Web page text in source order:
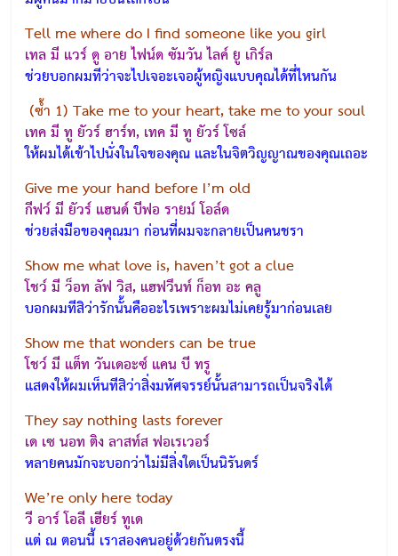
Tell me where do I find someone like you girl
เทล มี แวร์ ดู อาย ไฟน์ด ซัมวัน ไลค์ ยู เกิร์ล
ช่วยบอกผมทีว่าจะไปเจอะเจอผู้หญิงแบบคุณได้ที่ไหนกัน
(ซ้ำ 1) Take me to your heart, take me to your soul
เทค มี ทู ยัวร์ ฮาร์ท, เทค มี ทู ยัวร์ โซล์
ให้ผมได้เข้าไปนั่งในใจของคุณ และในจิตวิญญาณของคุณเถอะ
Give me your hand before I’m old
กีฟว์ มี ยัวร์ แฮนด์ บีฟอ รายม์ โอล์ด
ช่วยส่งมือของคุณมา ก่อนที่ผมจะกลายเป็นคนชรา
Show me what love is, haven’t got a clue
โชว์ มี ว็อท ลัฟ วิส, แฮฟวึนท์ ก็อท อะ คลู
บอกผมทีสิว่ารักนั้นคืออะไรเพราะผมไม่เคยรู้มาก่อนเลย
Show me that wonders can be true
โชว์ มี แต็ท วันเดอะซ์ แคน บี ทรู
แสดงให้ผมเห็นทีสิว่าสิ่งมหัศจรรย์นั้นสามารถเป็นจริงได้
They say nothing lasts forever
เด เซ นอท ติง ลาสท์ส ฟอเรเวอร์
หลายคนมักจะบอกว่าไม่มีสิ่งใดเป็นนิรันดร์
We’re only here today
วี อาร์ โอลี เฮียร์ ทูเด
แต่ ณ ตอนนี้ เราสองคนอยู่ด้วยกันตรงนี้